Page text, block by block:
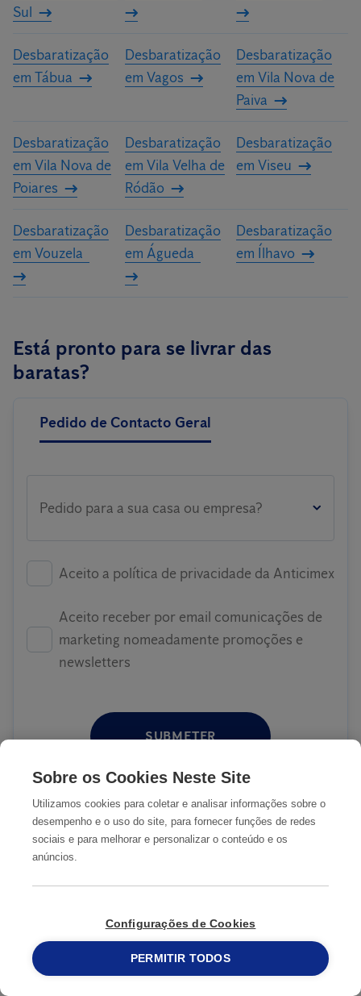
Sul
Desbaratização
em Tábua
Desbaratização
em Vagos
Desbaratização
em Vila Nova de
Paiva
Desbaratização
em Vila Nova de
Poiares
Desbaratização
em Vila Velha de
Ródão
Desbaratização
em Viseu
Desbaratização
em Vouzela
Desbaratização
em Águeda
Desbaratização
em Ílhavo
Está pronto para se livrar das
baratas?
Pedido de Contacto Geral
Pedido para a sua casa ou empresa?
Aceito a política de privacidade da Anticimex
Aceito receber por email comunicações de
marketing nomeadamente promoções e
newsletters
SUBMETER
COMO ATUAMOS
1
2 Tomamos medidas 215 913 019
Sobre os Cookies Neste Site
Utilizamos cookies para coletar e analisar informações sobre o
desempenho e o uso do site, para fornecer funções de redes
sociais e para melhorar e personalizar o conteúdo e os
anúncios.
Configurações de Cookies
PERMITIR TODOS